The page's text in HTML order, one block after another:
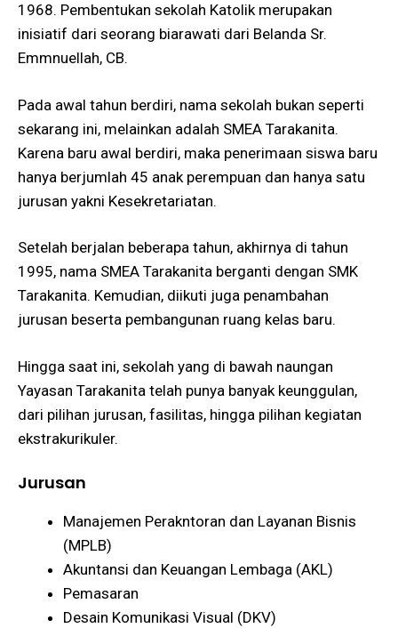
1968. Pembentukan sekolah Katolik merupakan
inisiatif dari seorang biarawati dari Belanda Sr.
Emmnuellah, CB.
Pada awal tahun berdiri, nama sekolah bukan seperti
sekarang ini, melainkan adalah SMEA Tarakanita.
Karena baru awal berdiri, maka penerimaan siswa baru
hanya berjumlah 45 anak perempuan dan hanya satu
jurusan yakni Kesekretariatan.
Setelah berjalan beberapa tahun, akhirnya di tahun
1995, nama SMEA Tarakanita berganti dengan SMK
Tarakanita. Kemudian, diikuti juga penambahan
jurusan beserta pembangunan ruang kelas baru.
Hingga saat ini, sekolah yang di bawah naungan
Yayasan Tarakanita telah punya banyak keunggulan,
dari pilihan jurusan, fasilitas, hingga pilihan kegiatan
ekstrakurikuler.
Jurusan
Manajemen Perakntoran dan Layanan Bisnis
(MPLB)
Akuntansi dan Keuangan Lembaga (AKL)
Pemasaran
Desain Komunikasi Visual (DKV)